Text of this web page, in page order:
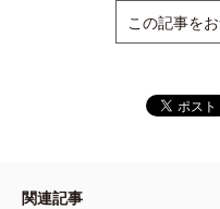
この記事を
関連記事